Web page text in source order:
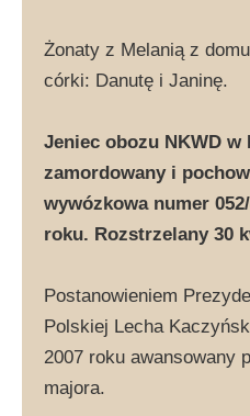
Żonaty z Melanią z
córki: Danutę i Janinę.
Jeniec obozu NKWD w
zamordowany i
wywózkowa numer
roku. Rozstrzelany 30
Postanowieniem
Polskiej Lecha
2007 roku awansowany
majora.